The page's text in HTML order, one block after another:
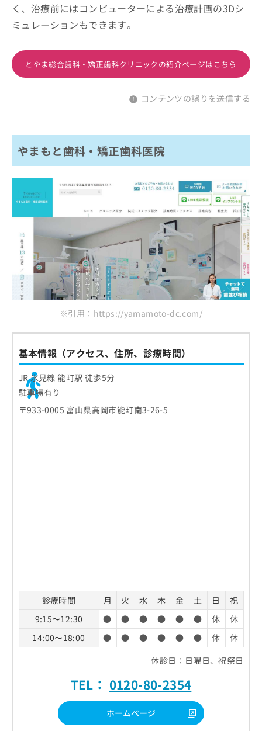
く、治療前にはコンピューターによる治療計画の3Dシ
ミュレーションもできます。
とやま総合歯科・矯正歯科クリニックの紹介ページはこちら
コンテンツの誤りを送信する
やまもと歯科・矯正歯科医院
※引用：https://yamamoto-dc.com/
基本情報（アクセス、住所、診療時間）
JR 氷見線 能町駅 徒歩5分
駐車場有り
〒933-0005 富山県高岡市能町南3-26-5
診療時間 月 火 水 木 金 土 日
祝
9:15〜12:30
● ● ● ● ● ● 休
休
14:00〜18:00
● ● ● ● ● ● 休
休
休診日：日曜日、祝祭日
TEL： 0120-80-2354
ホームページ